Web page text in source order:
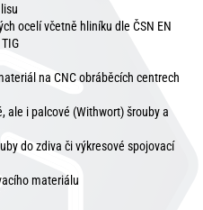
ocelí včetně hliníku dle ČSN EN
na CNC obráběcích centrech
ale i palcové (Withwort) šrouby a
do zdiva či výkresové spojovací
materiálu